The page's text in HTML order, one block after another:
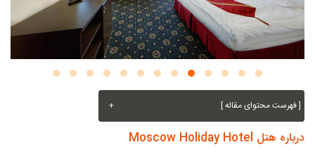
[ فهرست محتوای مقاله ] +
درباره هتل Moscow Holiday Hotel